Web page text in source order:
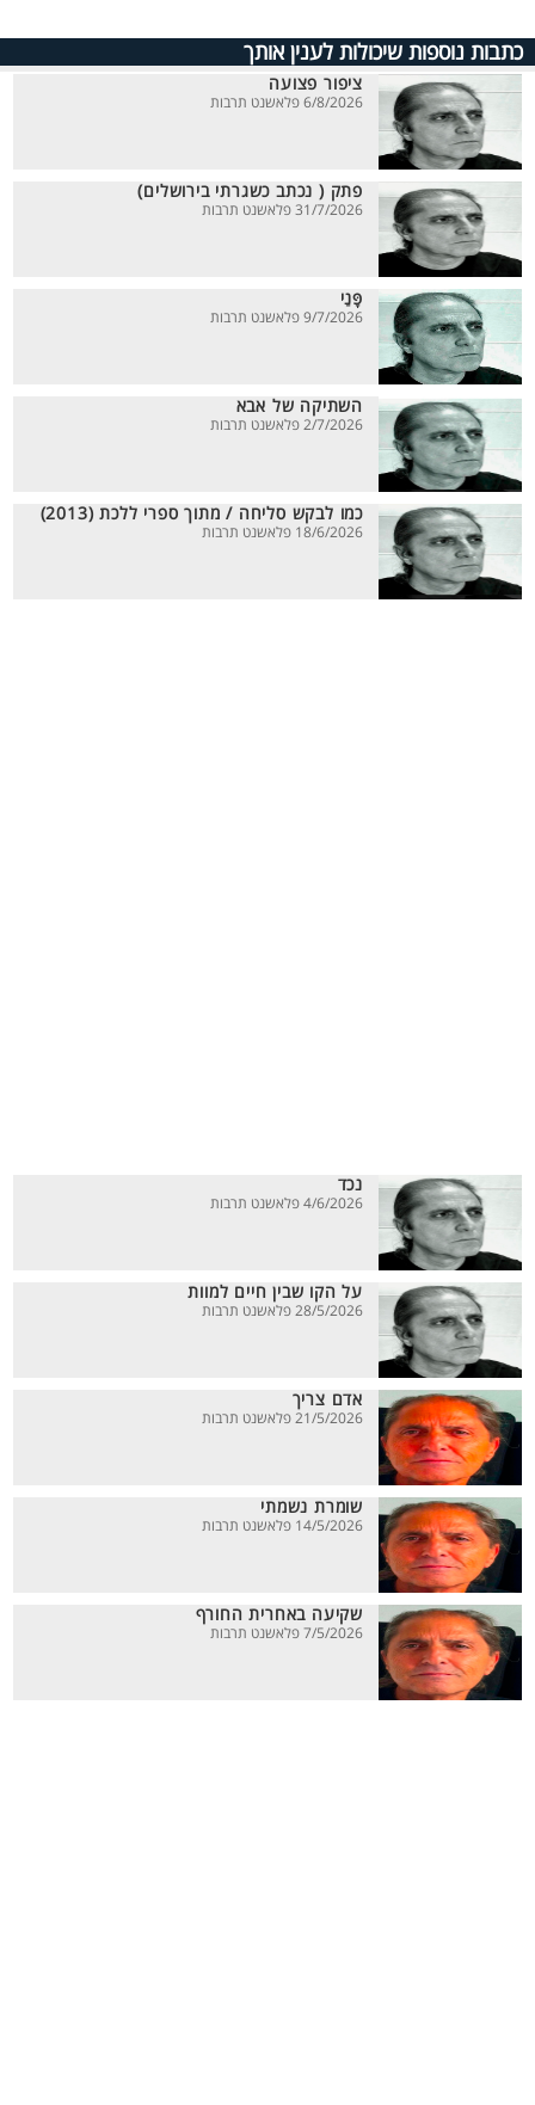
כתבות נוספות שיכולות לענין אותך
ציפור פצועה
6/8/2026 פלאשנט תרבות
פתק ( נכתב כשגרתי בירושלים)
31/7/2026 פלאשנט תרבות
פָּנַי
9/7/2026 פלאשנט תרבות
השתיקה של אבא
2/7/2026 פלאשנט תרבות
כמו לבקש סליחה / מתוך ספרי ללכת (2013)
18/6/2026 פלאשנט תרבות
נכד
4/6/2026 פלאשנט תרבות
על הקו שבין חיים למוות
28/5/2026 פלאשנט תרבות
אדם צריך
21/5/2026 פלאשנט תרבות
שומרת נשמתי
14/5/2026 פלאשנט תרבות
שקיעה באחרית החורף
7/5/2026 פלאשנט תרבות